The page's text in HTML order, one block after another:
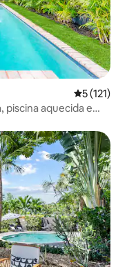
5 de uma
5 (121)
piscina aquecida e